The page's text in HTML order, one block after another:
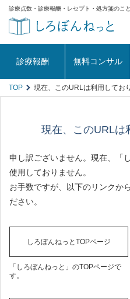
診療点数・診療報酬・レセプト・処方箋のこ
診療報酬 無料コンサル
TOP 現在、このURLは利用してお
現在、このURLは
申し訳ございません。現在、「
使用しておりません。
お手数ですが、以下のリンクか
ださい。
しろぼんねっとTOPページ
「しろぼんねっと」のTOPページで
す。